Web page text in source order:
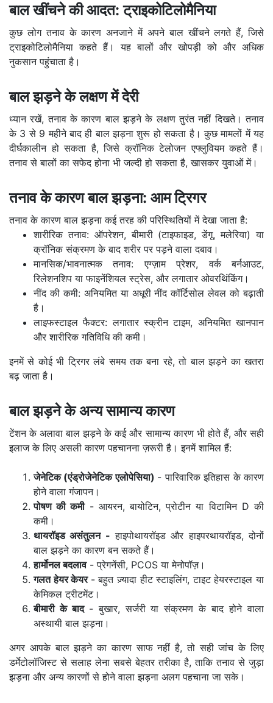
बाल खींचने की आदत: ट्राइकोटिलोमैनिया
कुछ लोग तनाव के कारण अनजाने में अपने बाल खींचने लगते हैं, जिसे
ट्राइकोटिलोमैनिया कहते हैं। यह बालों और खोपड़ी को और अधिक
नुकसान पहुंचाता है।
बाल झड़ने के लक्षण में देरी
ध्यान रखें, तनाव के कारण बाल झड़ने के लक्षण तुरंत नहीं दिखते। तनाव
के 3 से 9 महीने बाद ही बाल झड़ना शुरू हो सकता है। कुछ मामलों में यह
दीर्घकालीन हो सकता है, जिसे क्रॉनिक टेलोजन एफ्लुवियम कहते हैं।
तनाव से बालों का सफेद होना भी जल्दी हो सकता है, खासकर युवाओं में।
तनाव के कारण बाल झड़ना: आम ट्रिगर
तनाव के कारण बाल झड़ना कई तरह की परिस्थितियों में देखा जाता है:
शारीरिक तनाव: ऑपरेशन, बीमारी (टाइफाइड, डेंगू, मलेरिया) या
क्रॉनिक संक्रमण के बाद शरीर पर पड़ने वाला दबाव।
मानसिक/भावनात्मक तनाव: एग्ज़ाम प्रेशर, वर्क बर्नआउट,
रिलेशनशिप या फाइनेंशियल स्ट्रेस, और लगातार ओवरथिंकिंग।
नींद की कमी: अनियमित या अधूरी नींद कॉर्टिसोल लेवल को बढ़ाती
है।
लाइफस्टाइल फैक्टर: लगातार स्क्रीन टाइम, अनियमित खानपान
और शारीरिक गतिविधि की कमी।
इनमें से कोई भी ट्रिगर लंबे समय तक बना रहे, तो बाल झड़ने का खतरा
बढ़ जाता है।
बाल झड़ने के अन्य सामान्य कारण
टेंशन के अलावा बाल झड़ने के कई और सामान्य कारण भी होते हैं, और सही
इलाज के लिए असली कारण पहचानना ज़रूरी है। इनमें शामिल हैं:
जेनेटिक (एंड्रोजेनेटिक एलोपेसिया) - पारिवारिक इतिहास के कारण
होने वाला गंजापन।
पोषण की कमी - आयरन, बायोटिन, प्रोटीन या विटामिन D की
कमी।
थायरॉइड असंतुलन - हाइपोथायरॉइड और हाइपरथायरॉइड, दोनों
बाल झड़ने का कारण बन सकते हैं।
हार्मोनल बदलाव- प्रेगनेंसी, PCOS या मेनोपॉज़।
गलत हेयर केयर - बहुत ज़्यादा हीट स्टाइलिंग, टाइट हेयरस्टाइल या
केमिकल ट्रीटमेंट।
बीमारी के बाद - बुखार, सर्जरी या संक्रमण के बाद होने वाला
अस्थायी बाल झड़ना।
अगर आपके बाल झड़ने का कारण साफ नहीं है, तो सही जांच के लिए
डर्मेटोलॉजिस्ट से सलाह लेना सबसे बेहतर तरीका है, ताकि तनाव से जुड़ा
झड़ना और अन्य कारणों से होने वाला झड़ना अलग पहचाना जा सके।